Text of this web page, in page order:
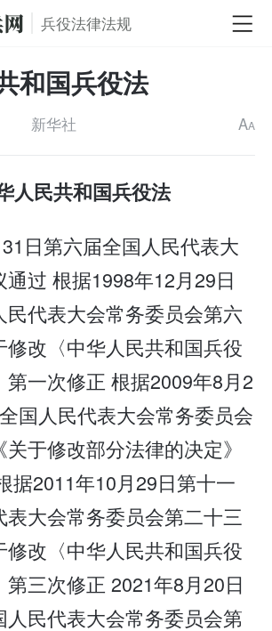
兵役法律法规
和国兵役法
新华社 AA
人民共和国兵役法
31日第六届全国人民代表大
过 根据1998年12月29日
民代表大会常务委员会第六
修改〈中华人民共和国兵役
一次修正 根据2009年8月2
国人民代表大会常务委员会
于修改部分法律的决定》
据2011年10月29日第十一
表大会常务委员会第二十三
修改〈中华人民共和国兵役
三次修正 2021年8月20日
人民代表大会常务委员会第